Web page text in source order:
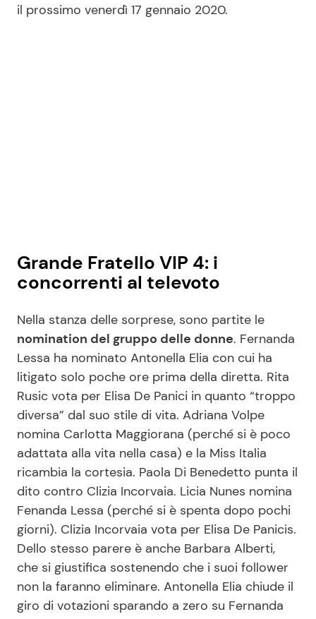
il prossimo venerdì 17 gennaio 2020.
Grande Fratello VIP 4: i
concorrenti al televoto
Nella stanza delle sorprese, sono partite le
nomination del gruppo delle donne. Fernanda
Lessa ha nominato Antonella Elia con cui ha
litigato solo poche ore prima della diretta. Rita
Rusic vota per Elisa De Panici in quanto “troppo
diversa” dal suo stile di vita. Adriana Volpe
nomina Carlotta Maggiorana (perché si è poco
adattata alla vita nella casa) e la Miss Italia
ricambia la cortesia. Paola Di Benedetto punta il
dito contro Clizia Incorvaia. Licia Nunes nomina
Fenanda Lessa (perché si è spenta dopo pochi
giorni). Clizia Incorvaia vota per Elisa De Panicis.
Dello stesso parere è anche Barbara Alberti,
che si giustifica sostenendo che i suoi follower
non la faranno eliminare. Antonella Elia chiude il
giro di votazioni sparando a zero su Fernanda